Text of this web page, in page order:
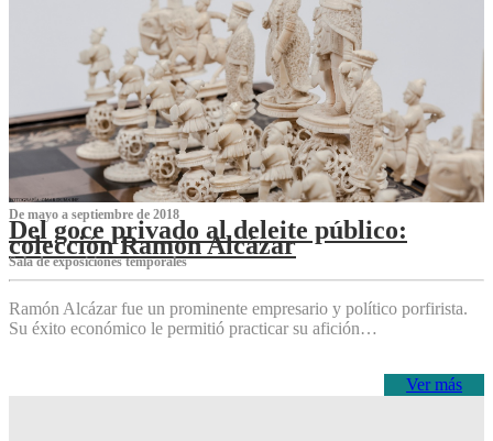
De mayo a septiembre de 2018
Del goce privado al deleite público:
colección Ramón Alcázar
Sala de exposiciones temporales
Ramón Alcázar fue un prominente empresario y político porfirista.
Su éxito económico le permitió practicar su afición…
Ver más